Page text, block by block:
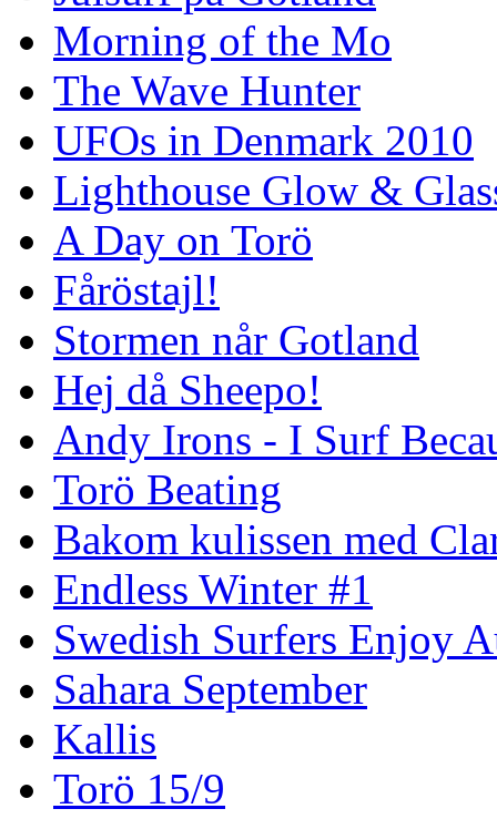
Morning of the Mo
The Wave Hunter
UFOs in Denmark 2010
Lighthouse Glow &
A Day on Torö
Fåröstajl!
Stormen når Gotland
Hej då Sheepo!
Andy Irons - I Surf
Torö Beating
Bakom kulissen med
Endless Winter #1
Swedish Surfers Enjoy
Sahara September
Kallis
Torö 15/9